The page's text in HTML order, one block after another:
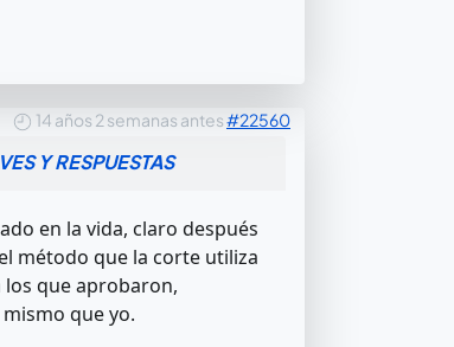
14 años 2 semanas antes#22560
Y RESPUESTAS
en la vida, claro después
método que la corte utiliza
los que aprobaron,
que yo.